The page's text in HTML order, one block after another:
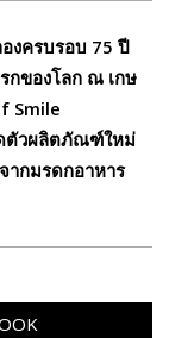
องครบรอบ 75 ปี
ของโลก ณ เกษ
Smile
ตัวผลิตภัณฑ์ใหม่
ากมรดกอาหาร